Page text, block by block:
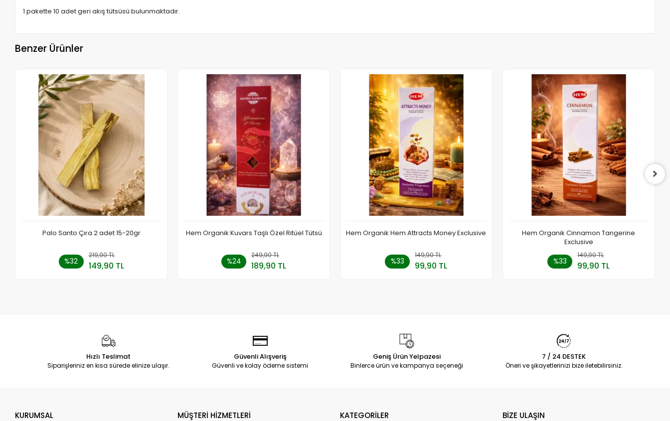
1 pakette 10 adet geri akış tütsüsü bulunmaktadır.
Benzer Ürünler
Palo Santo Çıra 2 adet 15-20gr
%32
219,90 TL
149,90 TL
Sepete Ekle
Hem Organik Kuvars Taşlı Özel Ritüel Tütsü
%24
249,90 TL
189,90 TL
Sepete Ekle
Hem Organik Hem Attracts Money Exclusive
%33
149,90 TL
99,90 TL
Stokta Yok
Hem Organik Cinnamon Tangerine
Exclusive
%33
149,90 TL
99,90 TL
Sepete Ekle
Hızlı Teslimat
Siparişleriniz en kısa sürede elinize ulaşır.
Güvenli Alışveriş
Güvenli ve kolay ödeme sistemi
Geniş Ürün Yelpazesi
Binlerce ürün ve kampanya seçeneği
7 / 24 DESTEK
Öneri ve şikayetlerinizi bize iletebilirsiniz.
KURUMSAL MÜŞTERİ HİZMETLERİ KATEGORİLER BİZE ULAŞIN